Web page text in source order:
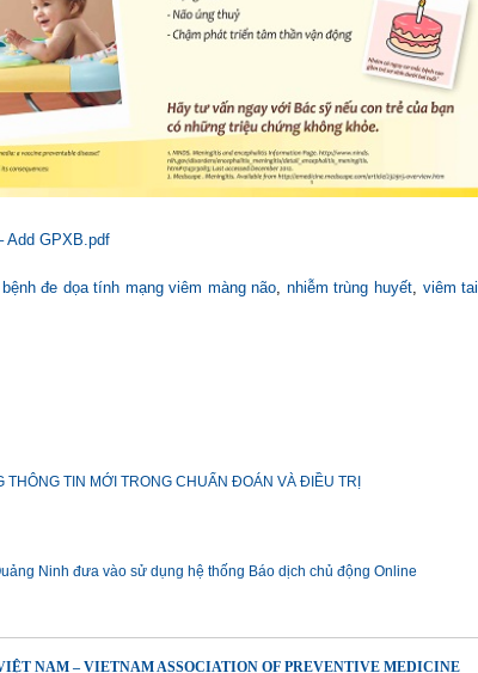
Add GPXB.pdf
bệnh đe dọa tính mạng viêm màng não, nhiễm trùng huyết, viêm tai
THÔNG TIN MỚI TRONG CHUẨN ĐOÁN VÀ ĐIỀU TRỊ
Ninh đưa vào sử dụng hệ thống Báo dịch chủ động Online
NAM – VIETNAM ASSOCIATION OF PREVENTIVE MEDICINE